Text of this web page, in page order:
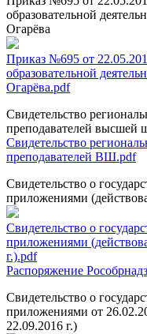
образовательной
Огарёва
Приказ №695 от
образовательной
Огарёва.pdf
Свидетельство
преподавателей высшей
Свидетельство
преподавателей ВШ.pdf
Свидетельство о
приложениями
Свидетельство о
приложениями
г.).pdf
Распоряжение
Свидетельство о
приложениями от
22.09.2016 г.)